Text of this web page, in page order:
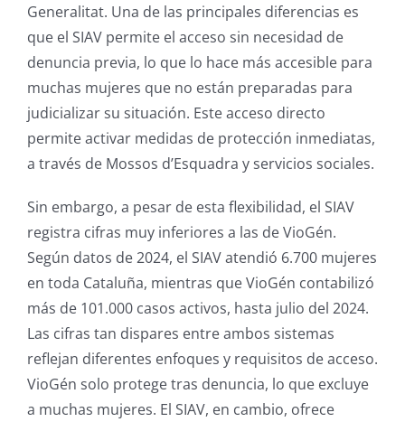
Generalitat. Una de las principales diferencias es
que el SIAV permite el acceso sin necesidad de
denuncia previa, lo que lo hace más accesible para
muchas mujeres que no están preparadas para
judicializar su situación. Este acceso directo
permite activar medidas de protección inmediatas,
a través de Mossos d’Esquadra y servicios sociales.
Sin embargo, a pesar de esta flexibilidad, el SIAV
registra cifras muy inferiores a las de VioGén.
Según datos de 2024, el SIAV atendió 6.700 mujeres
en toda Cataluña, mientras que VioGén contabilizó
más de 101.000 casos activos, hasta julio del 2024.
Las cifras tan dispares entre ambos sistemas
reflejan diferentes enfoques y requisitos de acceso.
VioGén solo protege tras denuncia, lo que excluye
a muchas mujeres. El SIAV, en cambio, ofrece